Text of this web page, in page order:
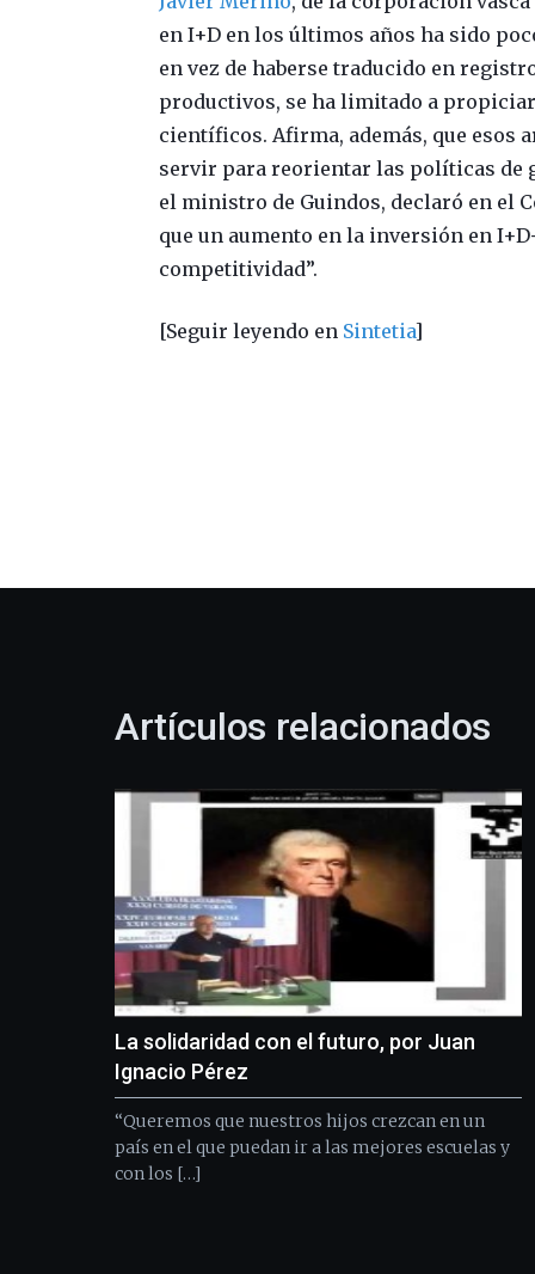
en I+D en los últimos años ha sido
en vez de haberse traducido en
productivos, se ha limitado a
científicos. Afirma, además, que esos
servir para reorientar las políticas de
el ministro de Guindos, declaró en el
que un aumento en la inversión en
competitividad”.
[Seguir leyendo en Sintetia]
Artículos relacionados
La solidaridad con el futuro, por Juan
Ignacio Pérez
“Queremos que nuestros hijos crezcan en un
país en el que puedan ir a las mejores escuelas y
con los […]